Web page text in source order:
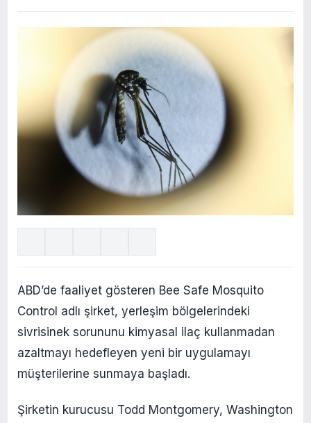
ABD’de faaliyet gösteren Bee Safe Mosquito
Control adlı şirket, yerleşim bölgelerindeki
sivrisinek sorununu kimyasal ilaç kullanmadan
azaltmayı hedefleyen yeni bir uygulamayı
müşterilerine sunmaya başladı.
Şirketin kurucusu Todd Montgomery, Washington